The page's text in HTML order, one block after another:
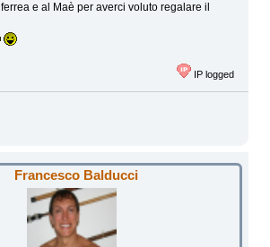
e al Maè per averci voluto regalare il
IP logged
Francesco Balducci